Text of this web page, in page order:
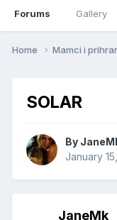
Forums Gallery
Home Mamci i
SOLAR
By
January
JaneMk